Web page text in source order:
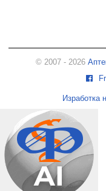
© 2007 - 2026
Изработка